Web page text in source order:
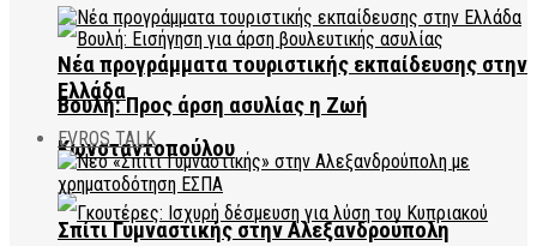
Βουλή: Προς άρση ασυλίας η Ζωή
Κωνσταντοπούλου
Νέα προγράμματα τουριστικής εκπαίδευσης στην
Ελλάδα
EVROS TALK
Σπίτι Γυμναστικής στην Αλεξανδρούπολη